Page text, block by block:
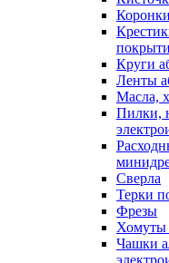
Круги
Ленты
Масла,
Пилки,
Сверла
Терки
Фрезы
Хомуты
Чашки